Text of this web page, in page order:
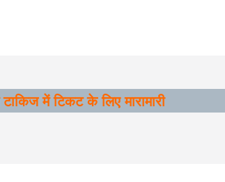
में टिकट के लिए मारामारी